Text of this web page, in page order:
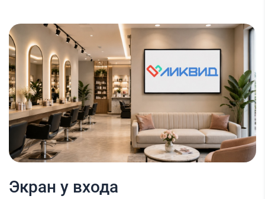
Экран у входа